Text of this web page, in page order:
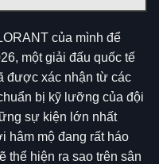
của mình để
một giải đấu quốc tế
được xác nhận từ các
bị kỹ lưỡng của đội
sự kiện lớn nhất
hâm mộ đang rất háo
thể hiện ra sao trên sân